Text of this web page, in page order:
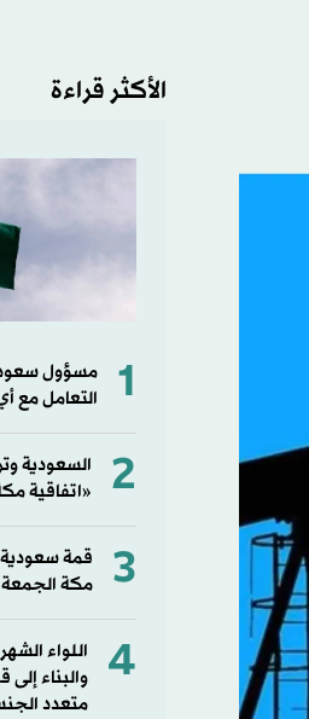
الأكثر قراءة
1
مسؤول
التعامل مع
2
السعودية
«اتفاقية
3
قمة سعودية
مكة الجمعة
4
اللواء
والبناء
متعدد